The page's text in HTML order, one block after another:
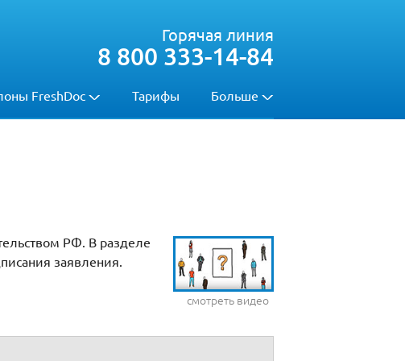
FreshDoc Тарифы Больше
Горячая линия
8 800 333-14-84
смотреть видео
РФ. В разделе
заявления.